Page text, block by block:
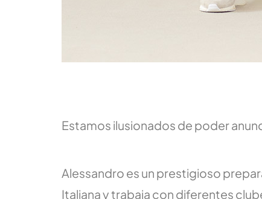
Estamos ilusionados de poder
Alessandro es un prestigioso
Italiana y trabaja con diferentes